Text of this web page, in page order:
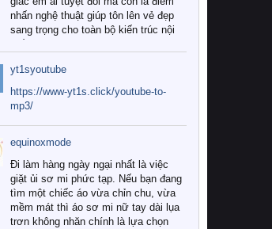
nhấn nghệ thuật giúp tôn lên vẻ đẹp
sang trọng cho toàn bộ kiến trúc nội
Tuy nhiên, giữa thị trường đa dạng
với vô vàn thương hiệu và mẫu mã
như hiện nay, làm thế nào để chọn
được những bộ chăn ga gối đệm cao
cấp thực sự chất lượng, phù hợp với
khí hậu và nhu cầu sử dụng của gia
đình? Hãy cùng chúng tôi đi tìm lời
giải đáp chi tiết qua bài viết dưới đây.
1. Tại sao các gia đình hiện đại lại ưa
chuộng chăn ga gối đệm cao cấp?
yt1syoutube
https://www-yt1s.click/youtube-to-
mp3/
equinoxmode
Đi làm hàng ngày ngại nhất là việc
giặt ủi sơ mi phức tạp. Nếu bạn đang
tìm một chiếc áo vừa chỉn chu, vừa
mềm mát thì áo sơ mi nữ tay dài lụa
trơn không nhăn chính là lựa chọn